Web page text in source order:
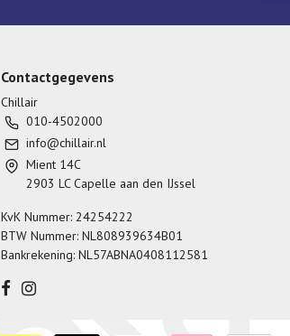
Contactgegevens
Chillair
010-4502000
info@chillair.nl
Mient 14C
2903 LC Capelle aan den IJssel
KvK Nummer: 24254222
BTW Nummer: NL808939634B01
Bankrekening: NL57ABNA0408112581